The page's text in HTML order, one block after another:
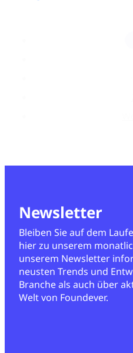
Newsletter
Bleiben Sie auf dem
hier zu unserem
unserem Newsletter
neusten Trends und
Branche als auch über
Welt von Foundever.